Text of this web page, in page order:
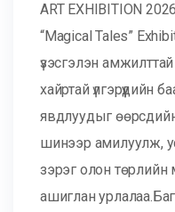
ART EXHIBITION
“Magical Tales”
үзэсгэлэн
хайртай үлгэрүүдийн
явдлуудыг
шинээр амилуулж,
зэрэг олон төрлийн
ашиглан